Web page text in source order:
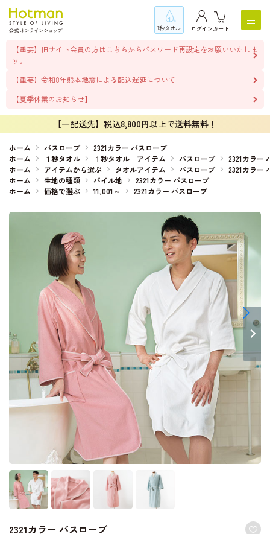
1秒タオル ログインカート
【重要】旧サイト会員の方はこちらからパスワード再設定をお願いいたしま
す。
【重要】令和8年熊本地震による配送遅延について
【夏季休業のお知らせ】
【一配送先】税込8,800円以上で送料無料！
ホーム バスローブ
2321カラー バスローブ
ホーム
１秒タオル １秒タオル アイテム バスローブ
2321カラー
ホーム
アイテムから選ぶ タオルアイテム バスローブ
2321カラー
ホーム
生地の種類 パイル地
2321カラー バスローブ
ホーム
価格で選ぶ 11,001～ 2321カラー バスローブ
2321カラー バスローブ